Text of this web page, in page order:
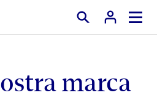
Cercar
marca